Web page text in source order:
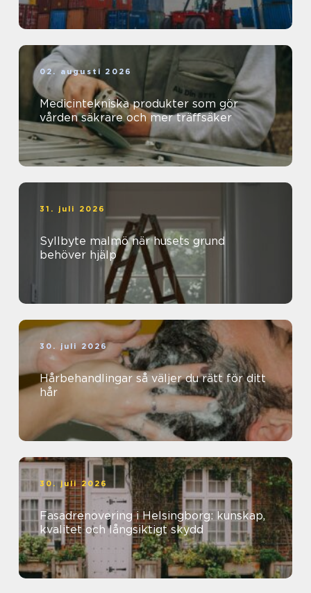
02. augusti 2026
Medicintekniska produkter som gör
vården säkrare och mer träffsäker
31. juli 2026
Syllbyte malmö när husets grund
behöver hjälp
30. juli 2026
Hårbehandlingar så väljer du rätt för ditt
hår
30. juli 2026
Fasadrenovering i Helsingborg: kunskap,
kvalitet och långsiktigt skydd